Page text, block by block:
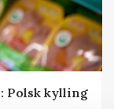
Polsk kylling